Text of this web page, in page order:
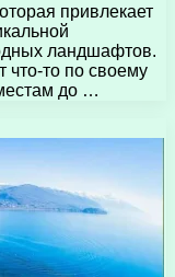
привлекает
ландшафтов.
что-то по своему
до …